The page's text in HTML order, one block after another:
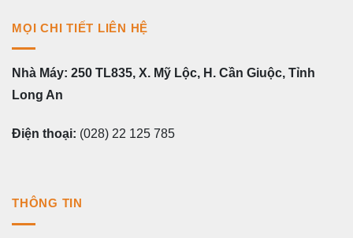
MỌI CHI TIẾT LIÊN HỆ
Nhà Máy: 250 TL835, X. Mỹ Lộc, H. Cần Giuộc, Tỉnh
Long An
Điện thoại: (028) 22 125 785
THÔNG TIN